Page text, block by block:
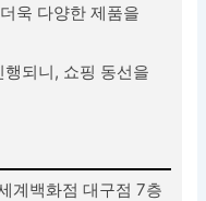
욱 다양한 제품을
되니, 쇼핑 동선을
계백화점 대구점 7층